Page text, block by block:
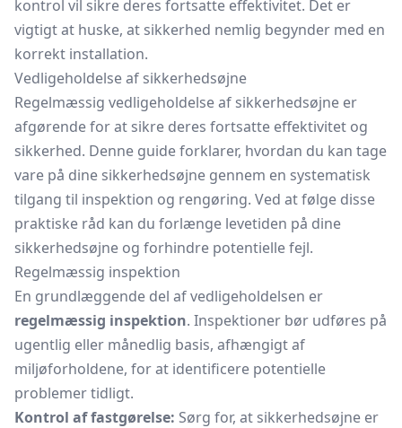
kontrol vil sikre deres fortsatte effektivitet. Det er
vigtigt at huske, at sikkerhed nemlig begynder med en
korrekt installation.
Vedligeholdelse af sikkerhedsøjne
Regelmæssig vedligeholdelse af sikkerhedsøjne er
afgørende for at sikre deres fortsatte effektivitet og
sikkerhed. Denne guide forklarer, hvordan du kan tage
vare på dine sikkerhedsøjne gennem en systematisk
tilgang til inspektion og rengøring. Ved at følge disse
praktiske råd kan du forlænge levetiden på dine
sikkerhedsøjne og forhindre potentielle fejl.
Regelmæssig inspektion
En grundlæggende del af vedligeholdelsen er
regelmæssig inspektion. Inspektioner bør udføres på
ugentlig eller månedlig basis, afhængigt af
miljøforholdene, for at identificere potentielle
problemer tidligt.
Kontrol af fastgørelse: Sørg for, at sikkerhedsøjne er